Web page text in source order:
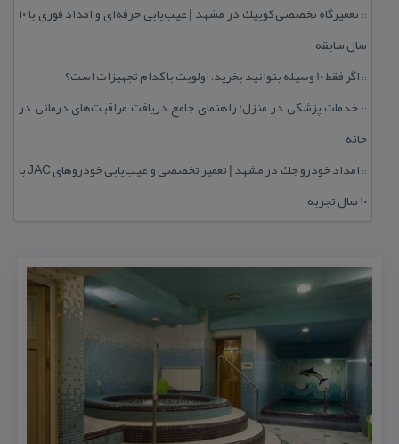
::
تعمیرگاه تخصصی كوییك در مشهد | عیب‌یابی حرفه‌ای و امداد فوری با ۱۰
سال سابقه
:: اگر فقط 10 وسیله بتوانید بخرید، اولویت با كدام تجهیزات است؟
:: خدمات پزشكی در منزل؛ راهنمای جامع دریافت مراقبت‌های درمانی در
خانه
::
امداد خودرو جك در مشهد | تعمیر تخصصی و عیب‌یابی خودروهای JAC با
۱۰ سال تجربه